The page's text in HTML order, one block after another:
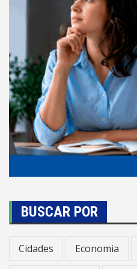
BUSCAR POR
Cidades Economia